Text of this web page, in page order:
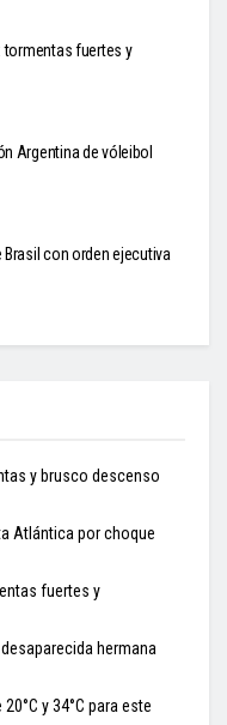
tormentas fuertes y
Argentina de vóleibol
con orden ejecutiva
y brusco descenso
Atlántica por choque
fuertes y
hermana
y 34°C para este